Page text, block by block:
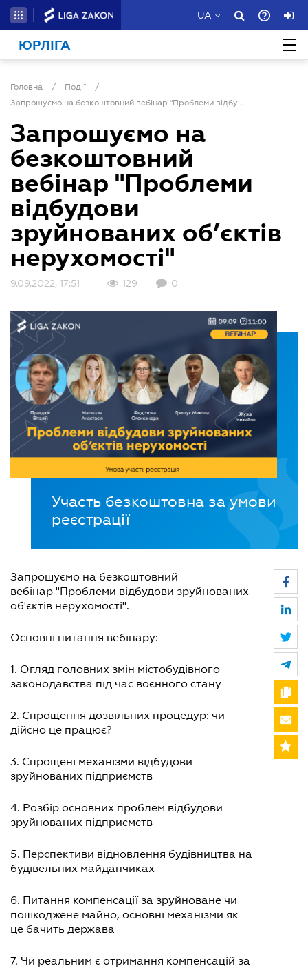
UA
ЮРЛІГА
Головна / Події
/
Запрошуємо на безкоштовний вебінар "Проблеми відбудови зруйнованих об’єктів нерухомості"
Запрошуємо на
безкоштовний
вебінар "Проблеми
відбудови
зруйнованих об’єктів
нерухомості"
9.09.2022, 17:51 129 0
Участь безкоштовна за умови
реєстрації
Запрошуємо на безкоштовний
вебінар "Проблеми відбудови зруйнованих
об'єктів нерухомості".
Основні питання вебінару:
1. Огляд головних змін містобудівного
законодавства під час воєнного стану
2. Спрощення дозвільних процедур: чи
дійсно це працює?
3. Спрощені механізми відбудови
зруйнованих підприємств
4. Розбір основних проблем відбудови
зруйнованих підприємств
5. Перспективи відновлення будівництва на
будівельних майданчиках
6. Питання компенсації за зруйноване чи
пошкоджене майно, основні механізми як
це бачить держава
7. Чи реальним є отримання компенсацій за